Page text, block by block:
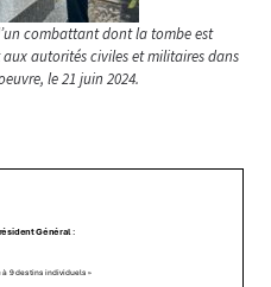
combattant dont la tombe est
autorités civiles et militaires dans
le 21 juin 2024.